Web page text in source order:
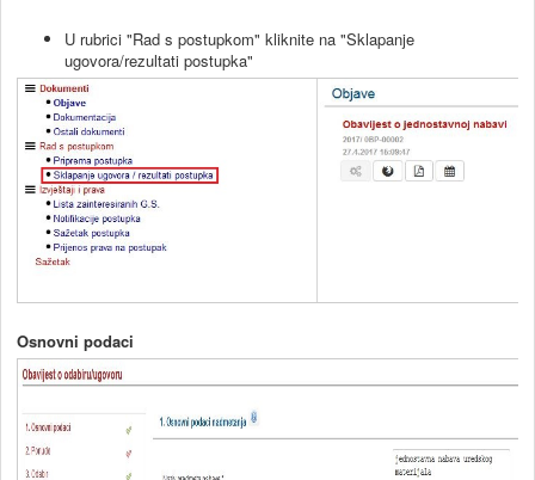
U rubrici "Rad s postupkom" kliknite na "Sklapanje
ugovora/rezultati postupka"
Osnovni podaci